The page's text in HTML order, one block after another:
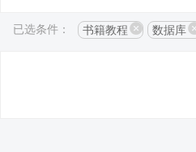
已选条件： 书籍教程 数据库